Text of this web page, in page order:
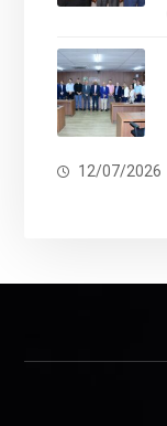
12/07/2026